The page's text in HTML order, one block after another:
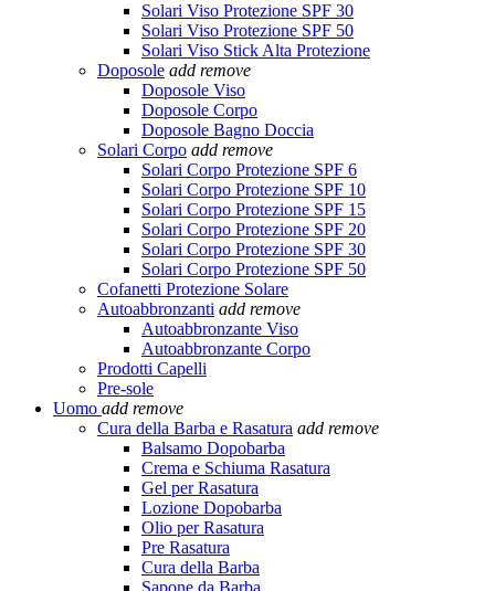
Solari Viso Protezione SPF 30
Solari Viso Protezione SPF 50
Solari Viso Stick Alta Protezione
Doposole add remove
Doposole Viso
Doposole Corpo
Doposole Bagno Doccia
Solari Corpo add remove
Solari Corpo Protezione SPF 6
Solari Corpo Protezione SPF 10
Solari Corpo Protezione SPF 15
Solari Corpo Protezione SPF 20
Solari Corpo Protezione SPF 30
Solari Corpo Protezione SPF 50
Cofanetti Protezione Solare
Autoabbronzanti add remove
Autoabbronzante Viso
Autoabbronzante Corpo
Prodotti Capelli
Pre-sole
Uomo add remove
Cura della Barba e Rasatura add remove
Balsamo Dopobarba
Crema e Schiuma Rasatura
Gel per Rasatura
Lozione Dopobarba
Olio per Rasatura
Pre Rasatura
Cura della Barba
Sapone da Barba